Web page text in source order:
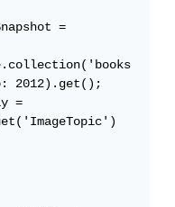
2012).get();
=